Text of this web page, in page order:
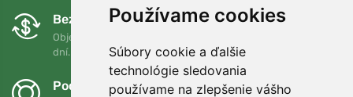
Používame cookies
Súbory cookie a ďalšie
technológie sledovania
používame na zlepšenie vášho
Bezplatná výmena a vrátenie tovaru
Objednávku môžete kedykoľvek vrátiť alebo vymeniť do 90
dní.
Podporujeme Trees.org